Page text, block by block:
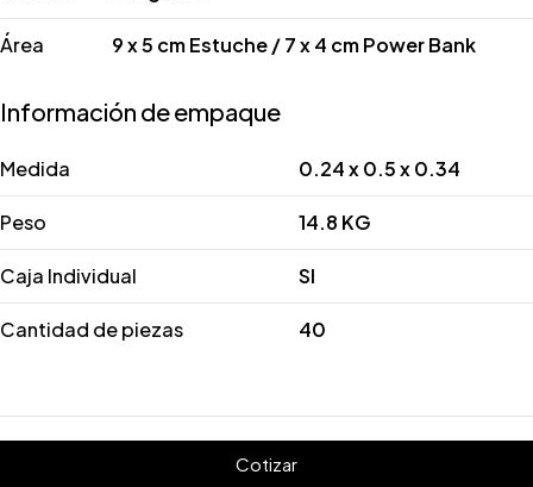
Área 9 x 5 cm Estuche / 7 x 4 cm Power Bank
Información de empaque
Medida 0.24 x 0.5 x 0.34
Peso 14.8 KG
Caja Individual SI
Cantidad de piezas 40
Cotizar